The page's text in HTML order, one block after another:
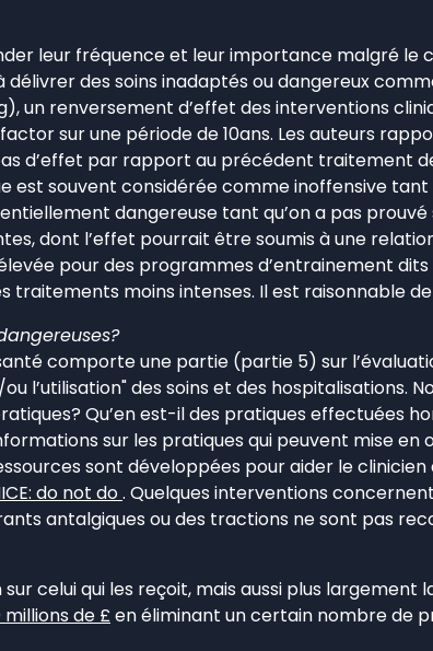
leur fréquence et leur importance malgré
délivrer des soins inadaptés ou dangereux
un renversement d’effet des interventions
sur une période de 10ans. Les auteurs
d’effet par rapport au précédent traitement
est souvent considérée comme inoffensive
dangereuse tant qu’on a pas
dont l’effet pourrait être soumis à une
pour des programmes d’entrainement
moins intenses. Il est raisonnable
comporte une partie (partie 5) sur
l’utilisation" des soins et des
Qu’en est-il des pratiques effectuées
sur les pratiques qui peuvent mise en
sont développées pour aider le
do not do. Quelques interventions
antalgiques ou des tractions ne sont pas
celui qui les reçoit, mais aussi plus largement
millions de £en éliminant un certain nombre de